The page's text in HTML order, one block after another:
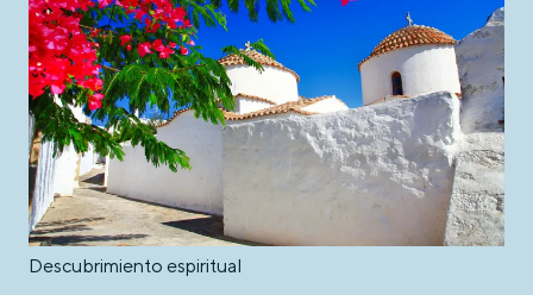
Descubrimiento espiritual